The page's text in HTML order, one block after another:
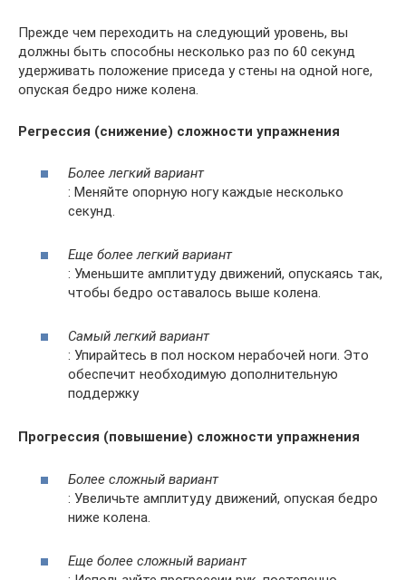
Прежде чем переходить на следующий уровень, вы
должны быть способны несколько раз по 60 секунд
удерживать положение приседа у стены на одной ноге,
опуская бедро ниже колена.
Регрессия (снижение) сложности упражнения
Более легкий вариант
: Меняйте опорную ногу каждые несколько
секунд.
Еще более легкий вариант
: Уменьшите амплитуду движений, опускаясь так,
чтобы бедро оставалось выше колена.
Самый легкий вариант
: Упирайтесь в пол носком нерабочей ноги. Это
обеспечит необходимую дополнительную
поддержку
Прогрессия (повышение) сложности упражнения
Более сложный вариант
: Увеличьте амплитуду движений, опуская бедро
ниже колена.
Еще более сложный вариант